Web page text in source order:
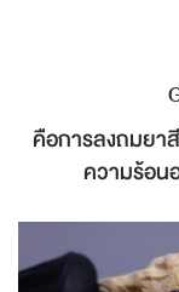
คือการลงถมยาสี
ความร้อน